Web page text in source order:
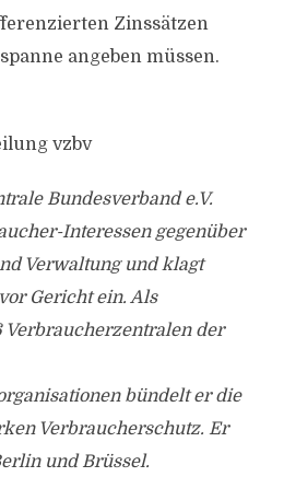
Zinssätzen
angeben müssen.
vzbv
Bundesverband e.V.
Interessen gegenüber
Verwaltung und klagt
Gericht ein. Als
Verbraucherzentralen der
bündelt er die
Verbraucherschutz. Er
und Brüssel.